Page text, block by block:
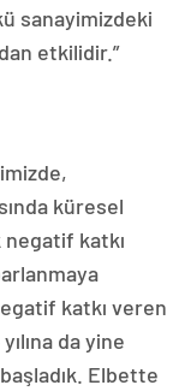
sanayimizdeki
etkilidir.”
küresel
katkı
katkı veren
da yine
Elbette